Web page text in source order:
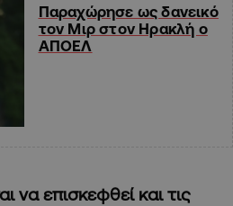
Παραχώρησε ως δανεικό
τον Μιρ στον Ηρακλή ο
ΑΠΟΕΛ
να επισκεφθεί και τις